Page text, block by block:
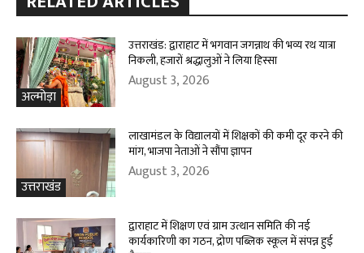
अल्मोड़ा
उत्तराखंड: द्वाराहाट में भगवान जगन्नाथ की भव्य रथ यात्रा
निकली, हजारों श्रद्धालुओं ने लिया हिस्सा
August 3, 2026
उत्तराखंड
लाखामंडल के विद्यालयों में शिक्षकों की कमी दूर करने की
मांग, भाजपा नेताओं ने सौंपा ज्ञापन
August 3, 2026
द्वाराहाट में शिक्षण एवं ग्राम उत्थान समिति की नई
कार्यकारिणी का गठन, द्रोण पब्लिक स्कूल में संपन्न हुई